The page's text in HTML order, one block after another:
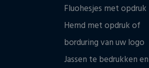
Fluohesjes met opdruk
Hemd met opdruk of
borduring van uw logo
Jassen te bedrukken en